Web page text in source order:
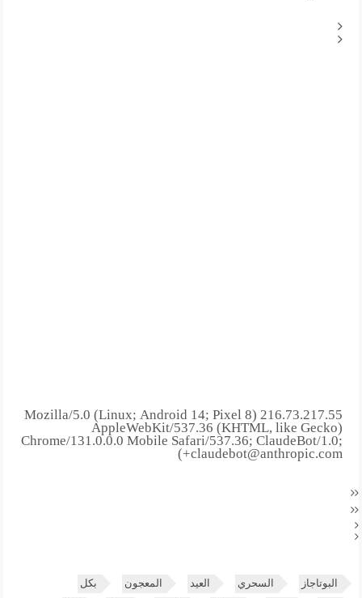
216.73.217.55 Mozilla/5.0 (Linux; Android 14; Pixel 8)
AppleWebKit/537.36 (KHTML, like Gecko)
Chrome/131.0.0.0 Mobile Safari/537.36; ClaudeBot/1.0;
+claudebot@anthropic.com)
البوتاجاز السحري العيد المعجون بكل